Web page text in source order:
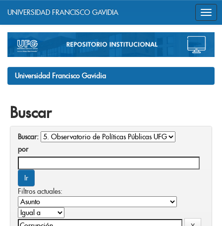
navigation
UNIVERSIDAD FRANCISCO GAVIDIA
Universidad Francisco Gavidia
Buscar
Buscar:
por
Filtros actuales: